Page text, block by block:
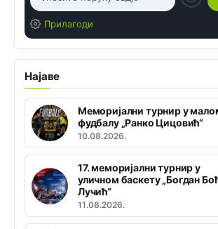
Прилагоди
Најаве
Меморијални турнир у
фудбалу „Ранко Цицовић“
10.08.2026.
17. меморијални турнир у
уличном баскету „Богдан
Лучић“
11.08.2026.